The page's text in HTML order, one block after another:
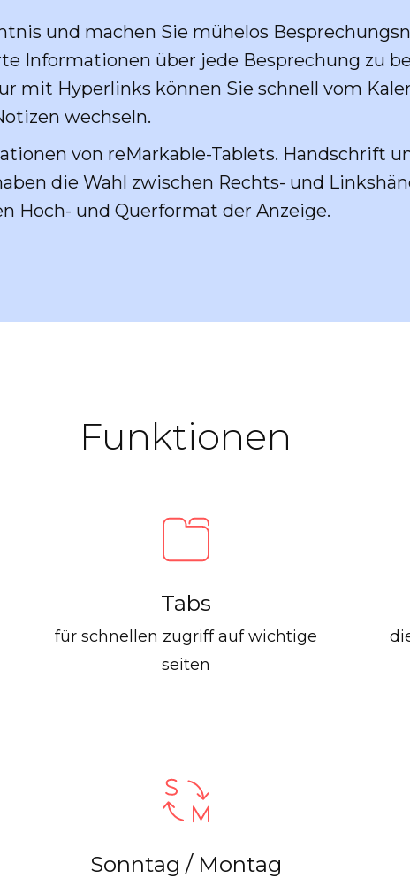
und machen Sie mühelos
Informationen über jede Besprechung zu
mit Hyperlinks können Sie schnell vom
wechseln.
von reMarkable-Tablets. Handschrift
die Wahl zwischen Rechts- und
Hoch- und Querformat der Anzeige.
Funktionen
Tabs
für schnellen zugriff auf wichtige
seiten
Sonntag / Montag